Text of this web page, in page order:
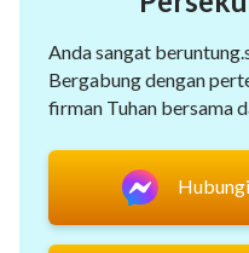
Anda sangat
Bergabung dengan
firman Tuhan bersama